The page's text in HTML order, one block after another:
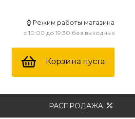
⌚ Режим работы магазина
с 10:00 до 19:30 без выходных
Корзина пуста
РАСПРОДАЖА